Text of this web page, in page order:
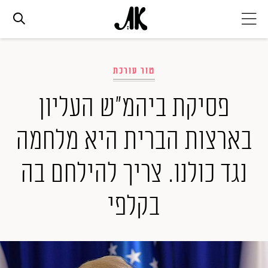
אופנה
ביוטי
סלבס
המגזין
טור עורכת
פסיקת ביהמ"ש העליון
בארצות הברית היא מלחמה
נגד כולנו. צריך להילחם בה
בקלפי